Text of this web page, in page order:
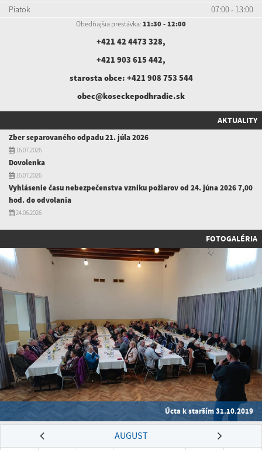
Piatok
07:00 - 13:00
Obedňajšia prestávka: 11:30 - 12:00
+421 42 4473 328,
+421 903 615 442,
starosta obce: +421 908 753 544
obec@koseckepodhradie.sk
AKTUALITY
Zber separovaného odpadu 21. júla 2026
16.07.2026
Dovolenka
16.07.2026
Vyhlásenie času nebezpečenstva vzniku požiarov od 24. júna 2026 7,00
hod. do odvolania
24.06.2026
FOTOGALÉRIA
Úcta k starším 31.10.2019
AUGUST